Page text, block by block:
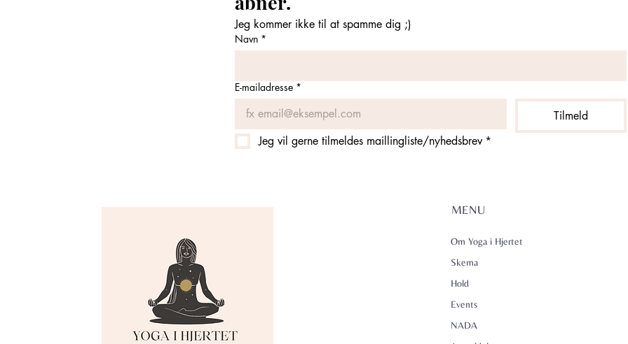
Jeg kommer ikke til at spamme dig ;)
Navn *
E-mailadresse *
Tilmeld
Jeg vil gerne tilmeldes maillingliste/nyhedsbrev *
MENU
Om Yoga i Hjertet
Skema
Hold
Events
NADA